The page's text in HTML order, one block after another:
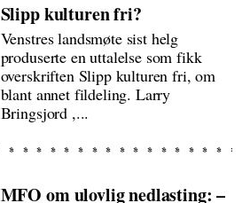
Slipp kulturen fri?
Venstres landsmøte sist helg
produserte en uttalelse som fikk
overskriften Slipp kulturen fri, om
blant annet fildeling. Larry
Bringsjord ,...
MFO om ulovlig nedlasting: –